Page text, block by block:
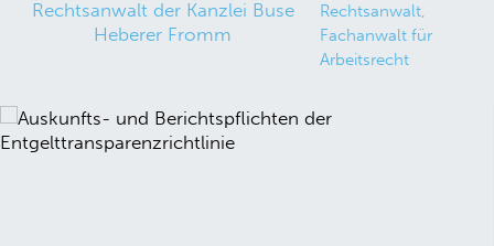
Rechtsanwalt,
Fachanwalt für
Arbeitsrecht